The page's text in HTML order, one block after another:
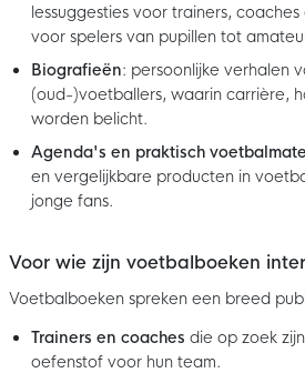
lessuggesties voor trainers,
voor spelers van pupillen tot
Biografieën: persoonlijke verhalen
(oud-)voetballers, waarin carrière,
worden belicht.
Agenda's en praktisch
en vergelijkbare producten in
jonge fans.
Voor wie zijn voetbalboeken
Voetbalboeken spreken een breed
Trainers en coaches die op zoek
oefenstof voor hun team.